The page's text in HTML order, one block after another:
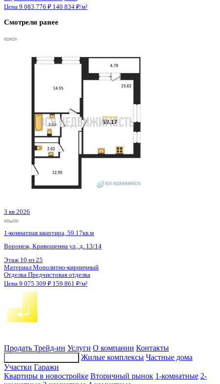
Этаж 12 из 25
Отделка Предчистовая отделка
3 кв 2026
1-комнатная квартира, 59.17кв.м
Воронеж, Кривошеина ул., д. 13/14
Этаж 16 из 25
Материал
Продать Трейд-ин Услуги О компании Контакты
Жилые комплексы Частные дома
Участки Гаражи
Квартиры в новостройке Вторичный рынок 1-комнатные 2-